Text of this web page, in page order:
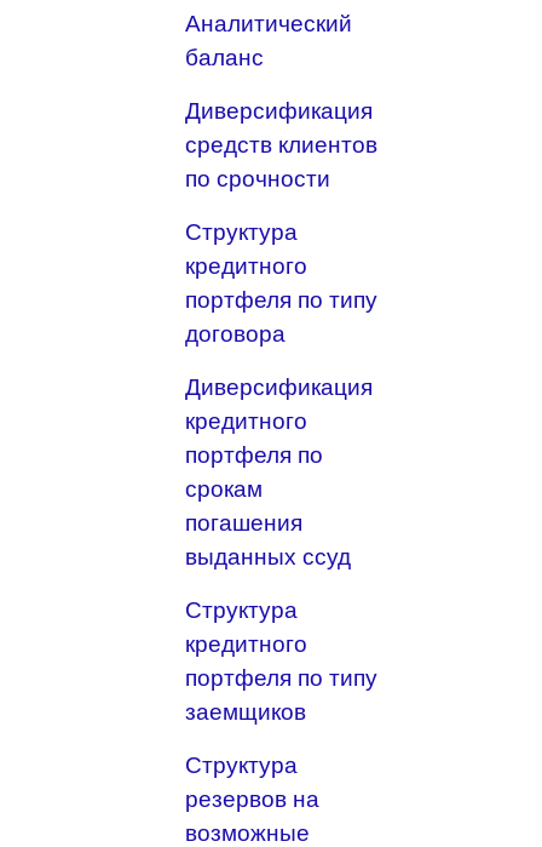
Аналитический
баланс
Диверсификация
средств клиентов
по срочности
Структура
кредитного
портфеля по типу
договора
Диверсификация
кредитного
портфеля по
срокам
погашения
выданных ссуд
Структура
кредитного
портфеля по типу
заемщиков
Структура
резервов на
возможные